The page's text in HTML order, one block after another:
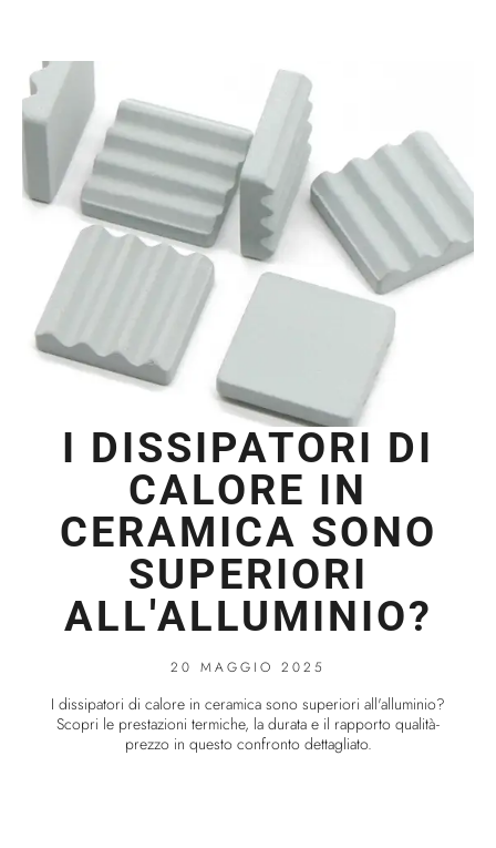
I DISSIPATORI DI
CALORE IN
CERAMICA SONO
SUPERIORI
ALL'ALLUMINIO?
20 MAGGIO 2025
I dissipatori di calore in ceramica sono superiori all'alluminio?
Scopri le prestazioni termiche, la durata e il rapporto qualità-
prezzo in questo confronto dettagliato.